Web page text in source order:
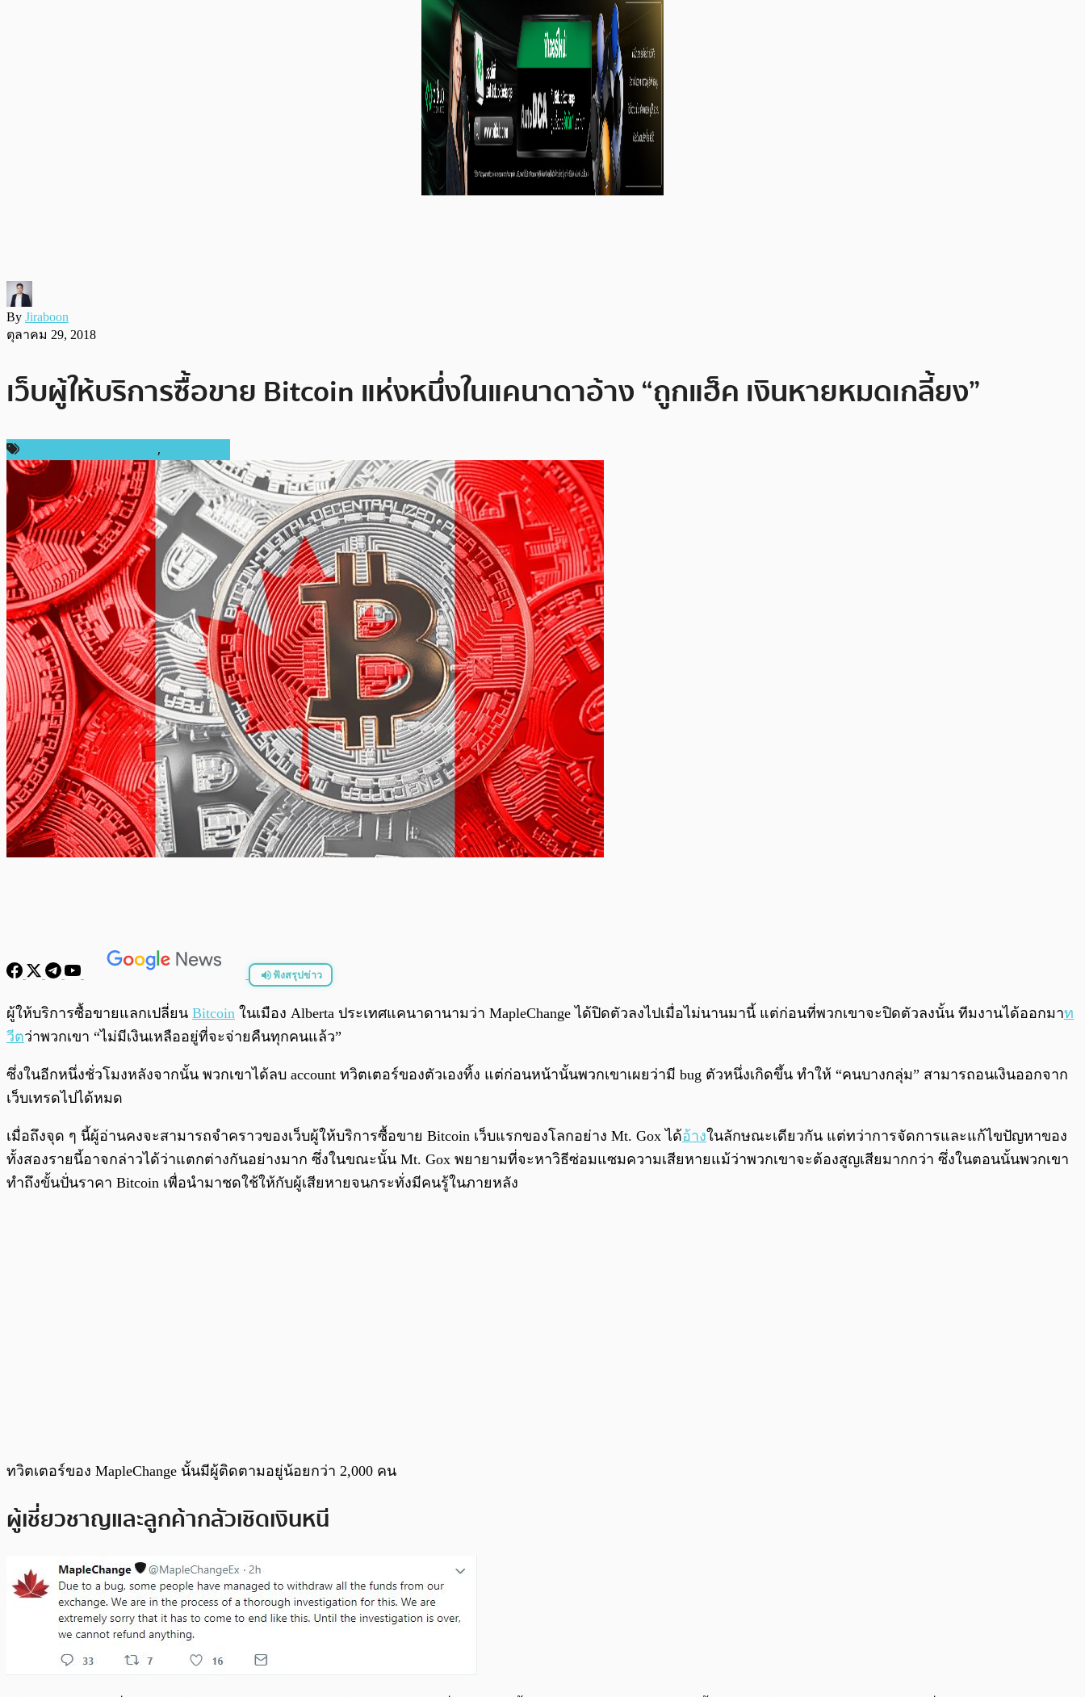
By Jiraboon
ตุลาคม 29, 2018
เว็บผู้ให้บริการซื้อขาย Bitcoin แห่งหนึ่งในแคนาดาอ้าง “ถูกแฮ็ค เงินหายหมดเกลี้ยง”
,
ฟังสรุปข่าว
พร้อมเล่น /0:00
ผู้ให้บริการซื้อขายแลกเปลี่ยน Bitcoin ในเมือง Alberta ประเทศแคนาดานามว่า MapleChange ได้ปิดตัวลงไปเมื่อไม่นานมานี้ แต่ก่อนที่พวกเขาจะปิดตัวลงนั้น ทีมงานได้ออกมาท
วีตว่าพวกเขา “ไม่มีเงินเหลืออยู่ที่จะจ่ายคืนทุกคนแล้ว”
ซึ่งในอีกหนึ่งชั่วโมงหลังจากนั้น พวกเขาได้ลบ account ทวิตเตอร์ของตัวเองทิ้ง แต่ก่อนหน้านั้นพวกเขาเผยว่ามี bug ตัวหนึ่งเกิดขึ้น ทำให้ “คนบางกลุ่ม” สามารถอนเงินออกจาก
เว็บเทรดไปได้หมด
เมื่อถึงจุด ๆ นี้ผู้อ่านคงจะสามารถจำคราวของเว็บผู้ให้บริการซื้อขาย Bitcoin เว็บแรกของโลกอย่าง Mt. Gox ได้อ้างในลักษณะเดียวกัน แต่ทว่าการจัดการและแก้ไขปัญหาของ
ทั้งสองรายนี้อาจกล่าวได้ว่าแตกต่างกันอย่างมาก ซึ่งในขณะนั้น Mt. Gox พยายามที่จะหาวิธีซ่อมแซมความเสียหายแม้ว่าพวกเขาจะต้องสูญเสียมากกว่า ซึ่งในตอนนั้นพวกเขา
ทำถึงขั้นปั่นราคา Bitcoin เพื่อนำมาชดใช้ให้กับผู้เสียหายจนกระทั่งมีคนรู้ในภายหลัง
ทวิตเตอร์ของ MapleChange นั้นมีผู้ติดตามอยู่น้อยกว่า 2,000 คน
ผู้เชี่ยวชาญและลูกค้ากลัวเชิดเงินหนี